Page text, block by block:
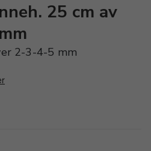
25 cm av
2-3-4-5 mm